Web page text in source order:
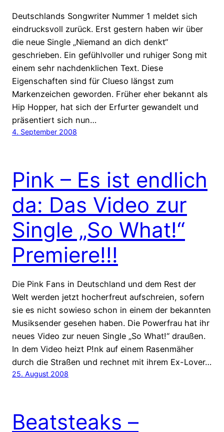
Deutschlands Songwriter Nummer 1 meldet sich
eindrucksvoll zurück. Erst gestern haben wir über
die neue Single „Niemand an dich denkt“
geschrieben. Ein gefühlvoller und ruhiger Song mit
einem sehr nachdenklichen Text. Diese
Eigenschaften sind für Clueso längst zum
Markenzeichen geworden. Früher eher bekannt als
Hip Hopper, hat sich der Erfurter gewandelt und
präsentiert sich nun…
4. September 2008
Pink – Es ist endlich
da: Das Video zur
Single „So What!“
Premiere!!!
Die Pink Fans in Deutschland und dem Rest der
Welt werden jetzt hocherfreut aufschreien, sofern
sie es nicht sowieso schon in einem der bekannten
Musiksender gesehen haben. Die Powerfrau hat ihr
neues Video zur neuen Single „So What!“ draußen.
In dem Video heizt P!nk auf einem Rasenmäher
durch die Straßen und rechnet mit ihrem Ex-Lover…
25. August 2008
Beatsteaks –